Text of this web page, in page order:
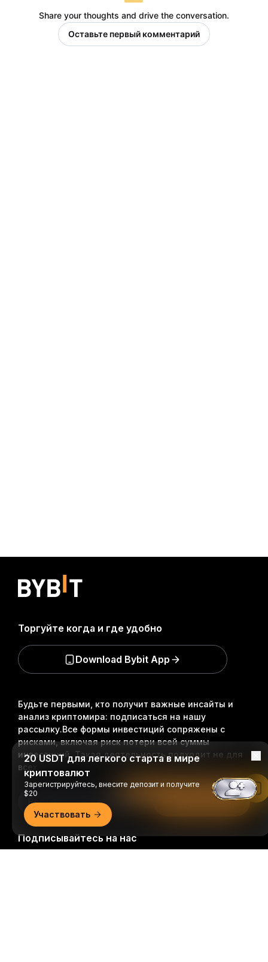
Share your thoughts and drive the conversation.
Оставьте первый комментарий
Будьте первыми, кто получит важные инсайты и
анализ криптомира: подписаться на нашу
рассылку.Все формы инвестиций сопряжены с
рисками, включая риск потери всей суммы
инвестиций. Такая деятельность подходит не для
всех.
Подписаться
Подписывайтесь на нас
Торгуйте когда и где удобно
Download Bybit App
20 USDT для легкого старта в мире
криптовалют
Зарегистрируйтесь, внесите депозит и получите
$20
Участвовать
Читать в приложении Bybit